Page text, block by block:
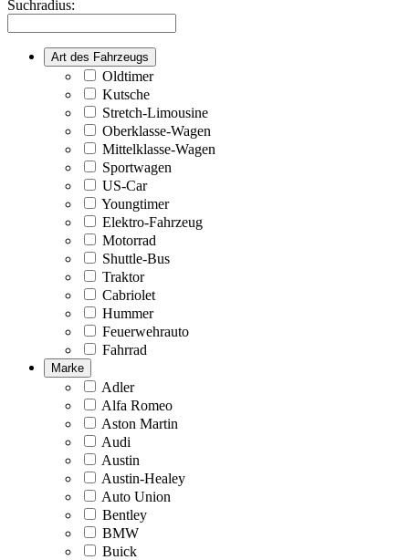
Suchradius:
Art des Fahrzeugs
Oldtimer
Kutsche
Stretch-Limousine
Oberklasse-Wagen
Mittelklasse-Wagen
Sportwagen
US-Car
Youngtimer
Elektro-Fahrzeug
Motorrad
Shuttle-Bus
Traktor
Cabriolet
Hummer
Feuerwehrauto
Fahrrad
Marke
Adler
Alfa Romeo
Aston Martin
Audi
Austin
Austin-Healey
Auto Union
Bentley
BMW
Buick